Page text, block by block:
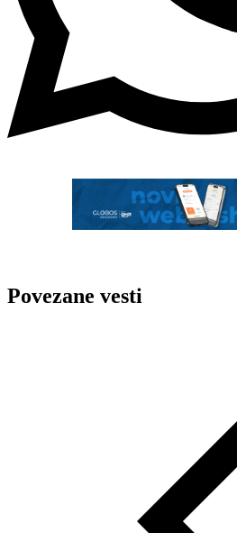
Povezane vesti